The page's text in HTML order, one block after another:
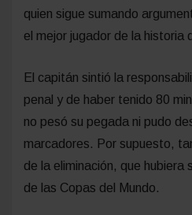
quien sigue sumando
el mejor jugador de la historia
El capitán sintió la
penal y de haber tenido 80
no pesó su pegada ni pudo
marcadores. Por supuesto,
de la eliminación, que hubiera
de las Copas del Mundo.